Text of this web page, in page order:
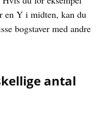
en Y i midten, kan du
bogstaver med andre
antal